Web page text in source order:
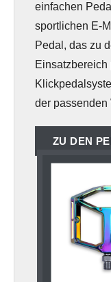
einfachen
sportlichen E-
Pedal, das zu
der passenden
ZU DEN